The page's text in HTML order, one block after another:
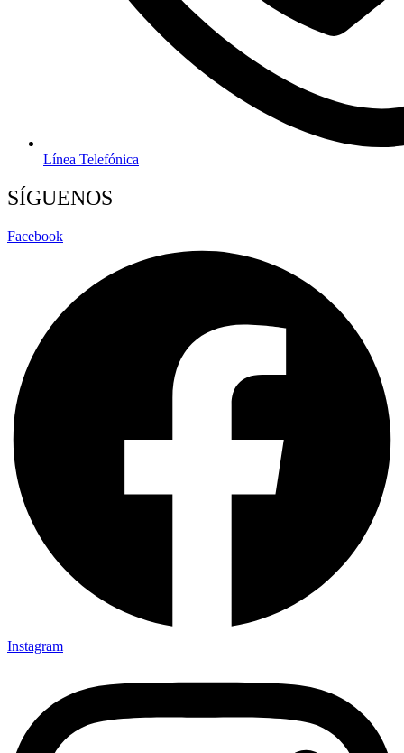
Línea Telefónica
SÍGUENOS
Facebook
Instagram